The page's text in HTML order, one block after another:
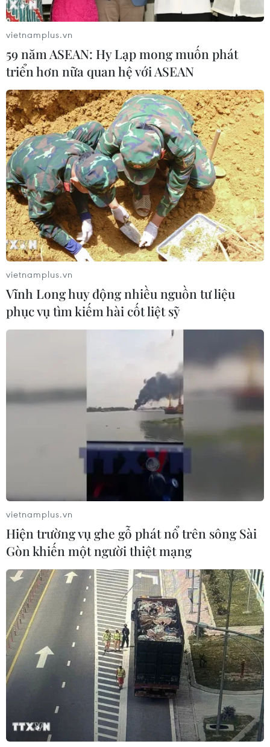
vietnamplus.vn
59 năm ASEAN: Hy Lạp mong muốn phát
triển hơn nữa quan hệ với ASEAN
vietnamplus.vn
Vĩnh Long huy động nhiều nguồn tư liệu
phục vụ tìm kiếm hài cốt liệt sỹ
vietnamplus.vn
Hiện trường vụ ghe gỗ phát nổ trên sông Sài
Gòn khiến một người thiệt mạng